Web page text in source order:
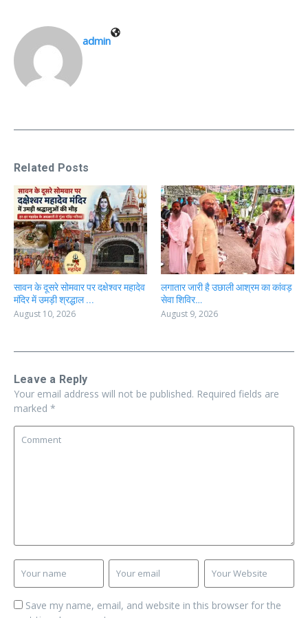
admin
Related Posts
सावन के दूसरे सोमवार पर दक्षेश्वर महादेव
मंदिर में उमड़ी श्रद्धाल ...
August 10, 2026
लगातार जारी है उछाली आश्रम का कांवड़
सेवा शिविर…
August 9, 2026
Leave a Reply
Your email address will not be published. Required fields are
marked *
Save my name, email, and website in this browser for the